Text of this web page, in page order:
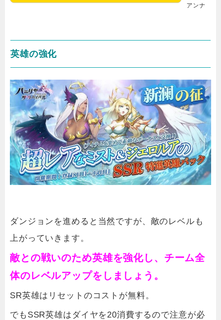
アンナ
英雄の強化
ダンジョンを進めると当然ですが、敵のレベルも
上がっていきます。
敵との戦いのため英雄を強化し、チーム全
体のレベルアップをしましょう。
SR英雄はリセットのコストが無料。
でもSSR英雄はダイヤを20消費するので注意が必